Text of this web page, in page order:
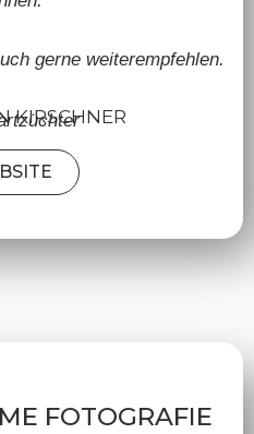
gerne weiterempfehlen.
KIRSCHNER
FOTOGRAFIE